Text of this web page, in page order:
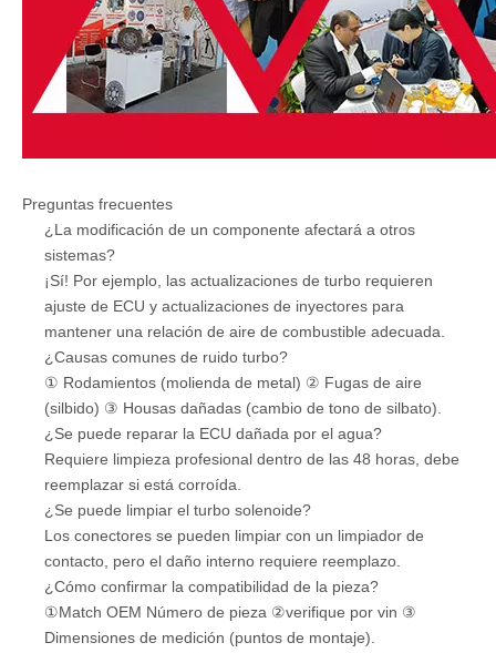
Preguntas frecuentes
¿La modificación de un componente afectará a otros
sistemas?
¡Sí! Por ejemplo, las actualizaciones de turbo requieren
ajuste de ECU y actualizaciones de inyectores para
mantener una relación de aire de combustible adecuada.
¿Causas comunes de ruido turbo?
① Rodamientos (molienda de metal) ② Fugas de aire
(silbido) ③ Housas dañadas (cambio de tono de silbato).
¿Se puede reparar la ECU dañada por el agua?
Requiere limpieza profesional dentro de las 48 horas, debe
reemplazar si está corroída.
¿Se puede limpiar el turbo solenoide?
Los conectores se pueden limpiar con un limpiador de
contacto, pero el daño interno requiere reemplazo.
¿Cómo confirmar la compatibilidad de la pieza?
①Match OEM Número de pieza ②verifique por vin ③
Dimensiones de medición (puntos de montaje).